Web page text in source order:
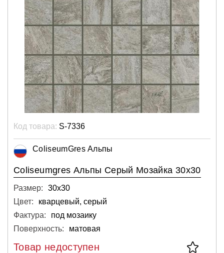
Код товара: S-7336
ColiseumGres Альпы
Coliseumgres Альпы Серый Мозайка 30x30
Размер:
30х30
Цвет:
кварцевый, серый
Фактура:
под мозаику
Поверхность:
матовая
Товар недоступен